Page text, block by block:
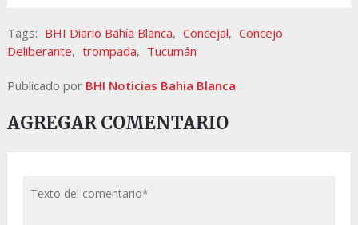
Tags: BHI Diario Bahía Blanca, Concejal, Concejo
Deliberante, trompada, Tucumán
Publicado por BHI Noticias Bahia Blanca
AGREGAR COMENTARIO